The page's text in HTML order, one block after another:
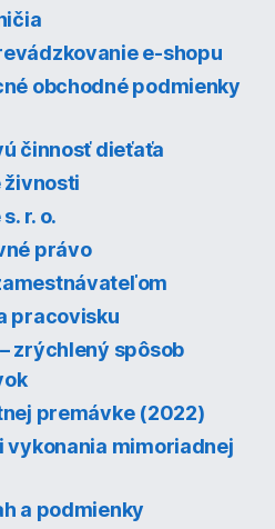
e-shopu
obchodné podmienky
činnosť dieťaťa
živnosti
r. o.
právo
pracovisku
zrýchlený spôsob
premávke (2022)
mimoriadnej
a podmienky